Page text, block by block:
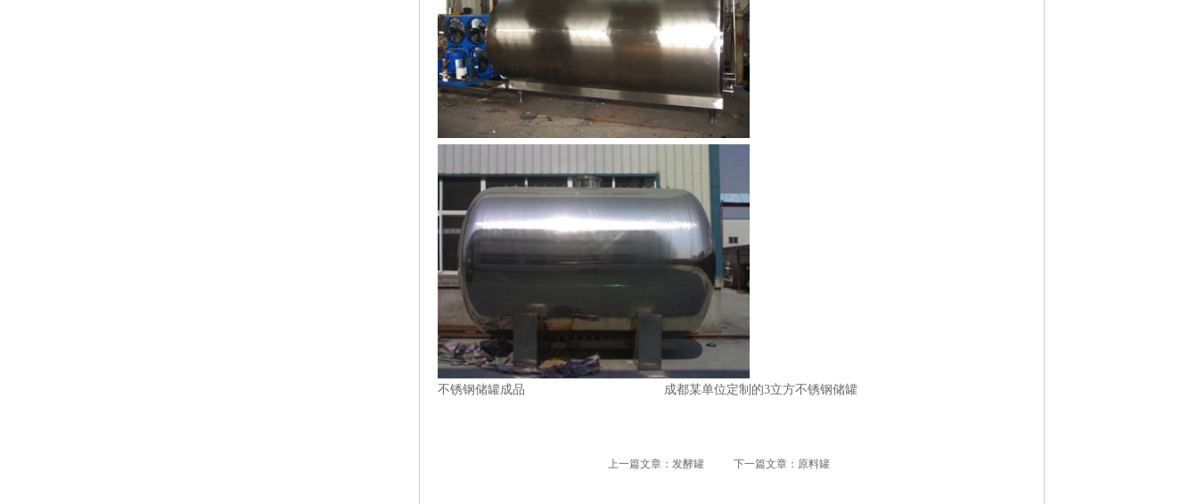
不锈钢储罐成品 成都某单位定制的3立方不锈钢储罐
上一篇文章：发酵罐 下一篇文章：原料罐